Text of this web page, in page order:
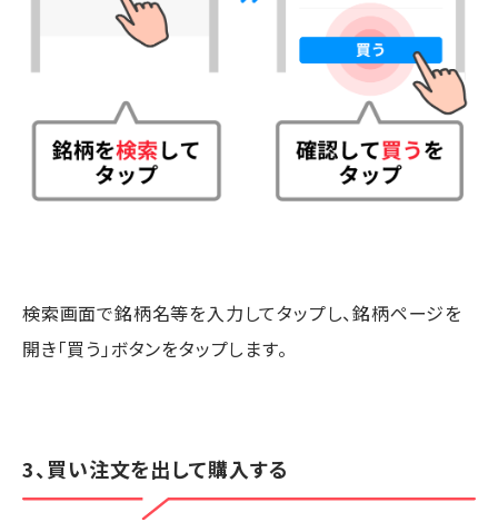
検索画面で銘柄名等を入力してタップし、銘柄ページを
開き「買う」ボタンをタップします。
3、買い注文を出して購入する